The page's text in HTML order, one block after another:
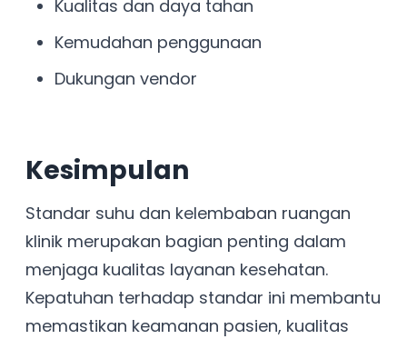
Kualitas dan daya tahan
Kemudahan penggunaan
Dukungan vendor
Kesimpulan
Standar suhu dan kelembaban ruangan
klinik merupakan bagian penting dalam
menjaga kualitas layanan kesehatan.
Kepatuhan terhadap standar ini membantu
memastikan keamanan pasien, kualitas